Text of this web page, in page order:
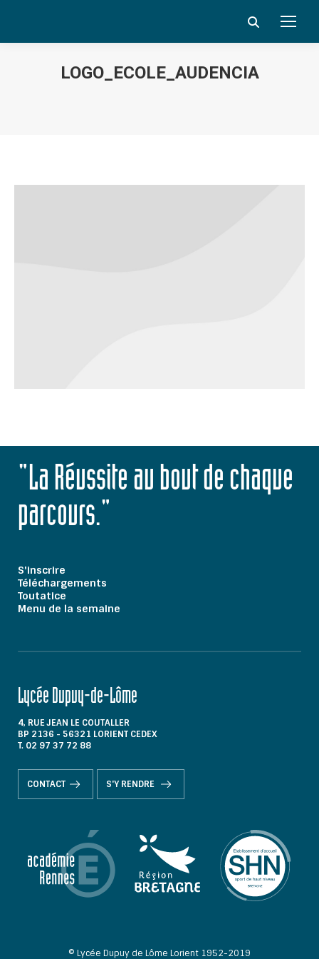
Search:
LOGO_ECOLE_AUDENCIA
"La Réussite au bout de chaque
parcours."
S'inscrire
Téléchargements
Toutatice
Menu de la semaine
Lycée Dupuy-de-Lôme
4, RUE JEAN LE COUTALLER
BP 2136 - 56321 LORIENT CEDEX
T. 02 97 37 72 88
CONTACT S'Y RENDRE
© Lycée Dupuy de Lôme Lorient 1952-2019